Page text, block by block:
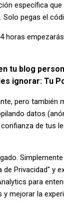
específica
Solo pegas el
horas
tu blog
ignorar: Tu
pero también
datos
de tus
de Privacidad" y
para
mejorar la